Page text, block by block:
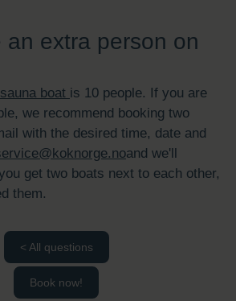
an extra person on
sauna boat is 10 people. If you are
we recommend booking two
with the desired time, date and
and we'll
get two boats next to each other,
them.
< All questions
Book now!